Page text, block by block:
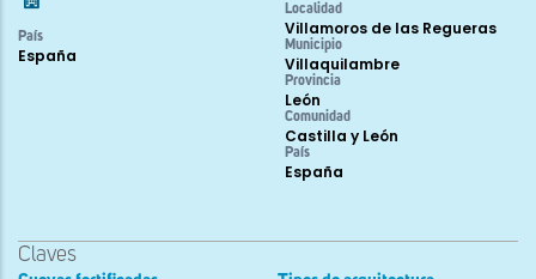
País
España
Localidad
Villamoros de las Regueras
Municipio
Villaquilambre
Provincia
León
Comunidad
Castilla y León
País
España
Claves